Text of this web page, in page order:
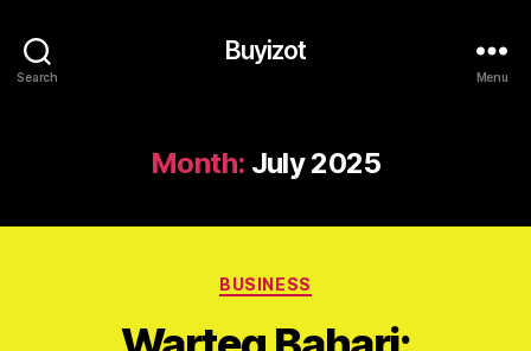
Search
Buyizot
Menu
Month: July 2025
Categories
BUSINESS